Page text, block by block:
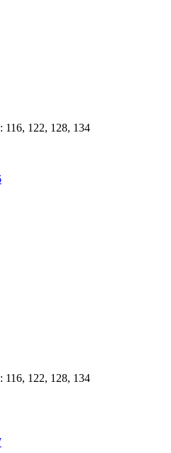
: 116, 122, 128, 134
: 116, 122, 128, 134